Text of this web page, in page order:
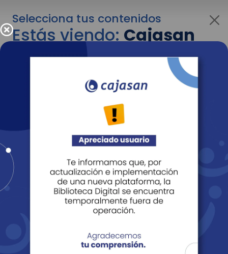
Selecciona tus contenidos
Estás viendo:Cajasan
para empresas
Para cambiar al contenido de tu interés más
adelante recuerda utilizar el menú
Entendido